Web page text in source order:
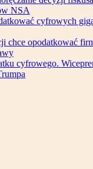
NSA
cyfrowych
chce opodatkować
cyfrowego.